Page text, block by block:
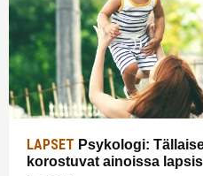
LAPSET Psykologi:
korostuvat ainoissa